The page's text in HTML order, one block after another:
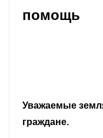
помощь
Уважаемые
граждане.